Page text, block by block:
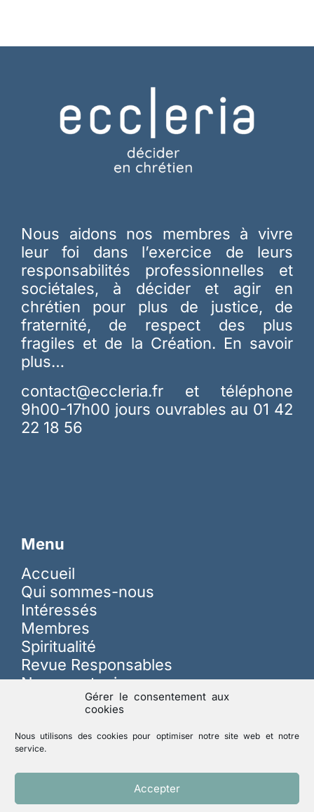
Gérer le consentement aux
cookies
Nous utilisons des cookies pour optimiser notre site web et notre
service.
Accepter
Nous aidons nos membres à vivre
leur foi dans l’exercice de leurs
responsabilités professionnelles et
sociétales, à décider et agir en
chrétien pour plus de justice, de
fraternité, de respect des plus
fragiles et de la Création. En savoir
plus…
contact@eccleria.fr et téléphone
9h00-17h00 jours ouvrables au 01 42
22 18 56
Menu
Accueil
Qui sommes-nous
Intéressés
Membres
Spiritualité
Revue Responsables
Nous soutenir
Lutte contre les abus